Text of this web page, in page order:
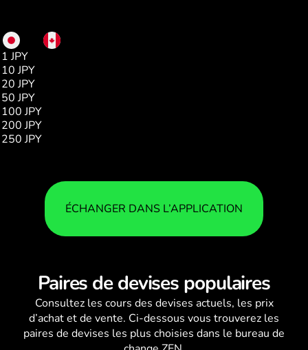
1 JPY
10 JPY
20 JPY
50 JPY
100 JPY
200 JPY
250 JPY
ÉCHANGER DANS L’APPLICATION
Paires de devises populaires
Consultez les cours des devises actuels, les prix
d’achat et de vente. Ci-dessous vous trouverez les
paires de devises les plus choisies dans le bureau de